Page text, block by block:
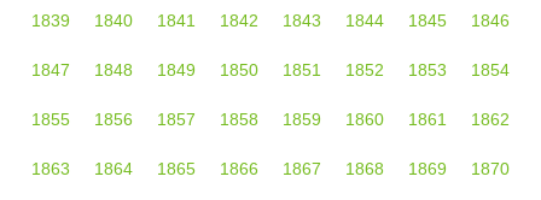
1839 1840 1841 1842 1843 1844 1845 1846
1847 1848 1849 1850 1851 1852 1853 1854
1855 1856 1857 1858 1859 1860 1861 1862
1863 1864 1865 1866 1867 1868 1869 1870